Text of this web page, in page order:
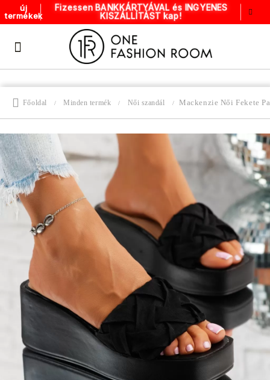
új
termékek
Fizessen BANKKÁRTYÁVAL és INGYENES
KISZÁLLÍTÁST kap!
Főoldal Minden termék Női szandál Mackenzie Női Fekete